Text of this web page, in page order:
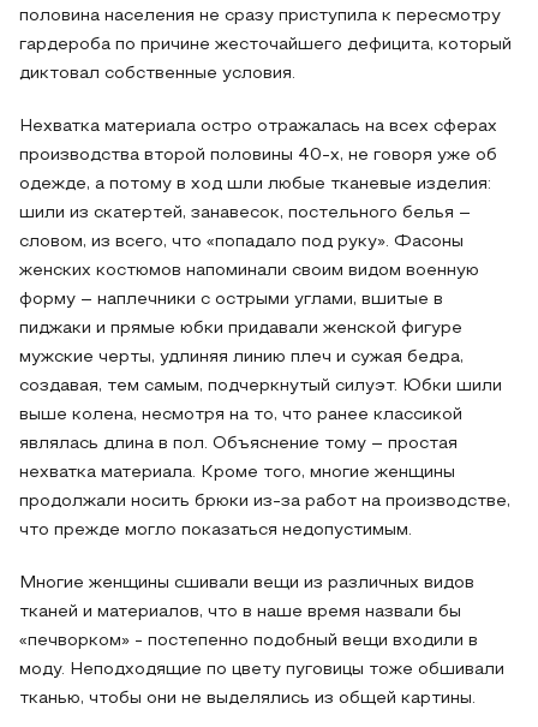
половина населения не сразу приступила к пересмотру
гардероба по причине жесточайшего дефицита, который
диктовал собственные условия.
Нехватка материала остро отражалась на всех сферах
производства второй половины 40-х, не говоря уже об
одежде, а потому в ход шли любые тканевые изделия:
шили из скатертей, занавесок, постельного белья –
словом, из всего, что «попадало под руку». Фасоны
женских костюмов напоминали своим видом военную
форму – наплечники с острыми углами, вшитые в
пиджаки и прямые юбки придавали женской фигуре
мужские черты, удлиняя линию плеч и сужая бедра,
создавая, тем самым, подчеркнутый силуэт. Юбки шили
выше колена, несмотря на то, что ранее классикой
являлась длина в пол. Объяснение тому – простая
нехватка материала. Кроме того, многие женщины
продолжали носить брюки из-за работ на производстве,
что прежде могло показаться недопустимым.
Многие женщины сшивали вещи из различных видов
тканей и материалов, что в наше время назвали бы
«печворком» - постепенно подобный вещи входили в
моду. Неподходящие по цвету пуговицы тоже обшивали
тканью, чтобы они не выделялись из общей картины.